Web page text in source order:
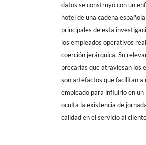
datos se construyó con un
hotel de una cadena
principales de esta
los empleados operativos
coerción jerárquica. Su
precarias que atraviesan los
son artefactos que facilitan
empleado para influirlo en
oculta la existencia de
calidad en el servicio al